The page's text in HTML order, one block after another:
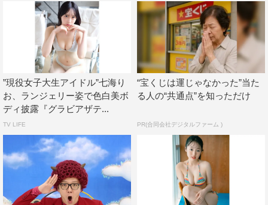
”現役女子大生アイドル”七海り
お、ランジェリー姿で色白美ボ
ディ披露『グラビアザテ...
TV LIFE
“宝くじは運じゃなかった”当た
る人の“共通点”を知っただけ
PR(合同会社デジタルファーム )